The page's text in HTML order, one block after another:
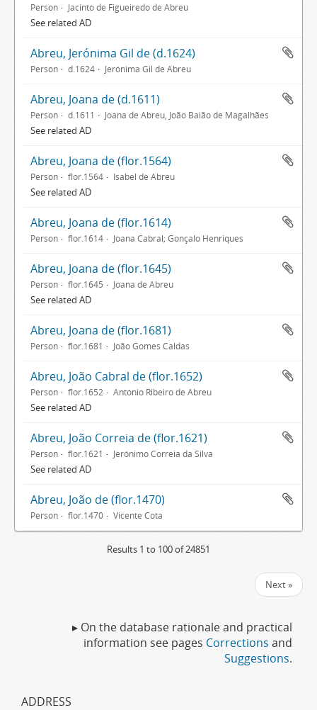
Person Jacinto de Figueiredo de Abreu
See related AD
Abreu, Jerónima Gil de (d.1624)
Person d.1624 Jerónima Gil de Abreu
Abreu, Joana de (d.1611)
Person d.1611 Joana de Abreu, João Baião de Magalhães
See related AD
Abreu, Joana de (flor.1564)
Person flor.1564 Isabel de Abreu
See related AD
Abreu, Joana de (flor.1614)
Person flor.1614 Joana Cabral; Gonçalo Henriques
Abreu, Joana de (flor.1645)
Person flor.1645 Joana de Abreu
See related AD
Abreu, Joana de (flor.1681)
Person flor.1681 João Gomes Caldas
Abreu, João Cabral de (flor.1652)
Person flor.1652 António Ribeiro de Abreu
See related AD
Abreu, João Correia de (flor.1621)
Person flor.1621 Jerónimo Correia da Silva
See related AD
Abreu, João de (flor.1470)
Person flor.1470 Vicente Cota
Results 1 to 100 of 24851
Next »
▸ On the database rationale and practical
information see pages Corrections and
Suggestions.
ADDRESS